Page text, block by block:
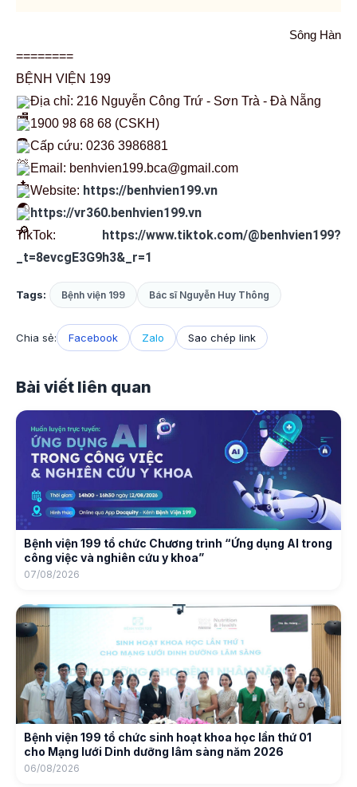
Sông Hàn
========
BỆNH VIỆN 199
Địa chỉ: 216 Nguyễn Công Trứ - Sơn Trà - Đà Nẵng
1900 98 68 68 (CSKH)
Cấp cứu: 0236 3986881
Email: benhvien199.bca@gmail.com
Website: https://benhvien199.vn
https://vr360.benhvien199.vn
TikTok: https://www.tiktok.com/@benhvien199?
_t=8evcgE3G9h3&_r=1
Tags: Bệnh viện 199 Bác sĩ Nguyễn Huy Thông
Chia sẻ: Facebook Zalo Sao chép link
Bài viết liên quan
Bệnh viện 199 tổ chức Chương trình “Ứng dụng AI trong
công việc và nghiên cứu y khoa”
07/08/2026
Bệnh viện 199 tổ chức sinh hoạt khoa học lần thứ 01
cho Mạng lưới Dinh dưỡng lâm sàng năm 2026
06/08/2026